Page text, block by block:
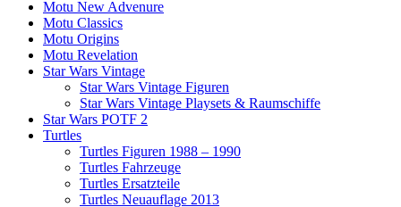
Motu New Advenure
Motu Classics
Motu Origins
Motu Revelation
Star Wars Vintage
Star Wars Vintage Figuren
Star Wars Vintage Playsets & Raumschiffe
Star Wars POTF 2
Turtles
Turtles Figuren 1988 – 1990
Turtles Fahrzeuge
Turtles Ersatzteile
Turtles Neuauflage 2013